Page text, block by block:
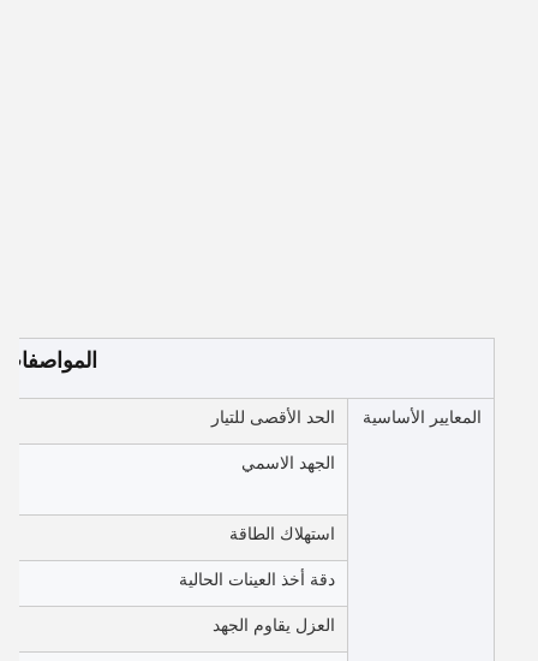
المواصفات
المعايير الأساسية الحد الأقصى للتيار
الجهد الاسمي
استهلاك الطاقة
دقة أخذ العينات الحالية
العزل يقاوم الجهد